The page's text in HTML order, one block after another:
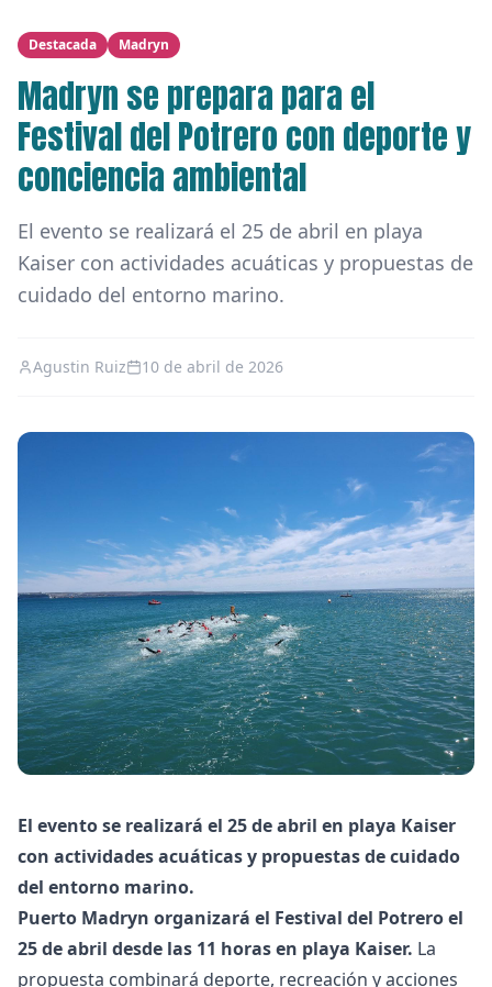
Destacada Madryn
Madryn se prepara para el
Festival del Potrero con deporte y
conciencia ambiental
El evento se realizará el 25 de abril en playa
Kaiser con actividades acuáticas y propuestas de
cuidado del entorno marino.
Agustin Ruiz 10 de abril de 2026
El evento se realizará el 25 de abril en playa Kaiser
con actividades acuáticas y propuestas de cuidado
del entorno marino.
Puerto Madryn organizará el Festival del Potrero el
25 de abril desde las 11 horas en playa Kaiser. La
propuesta combinará deporte, recreación y acciones